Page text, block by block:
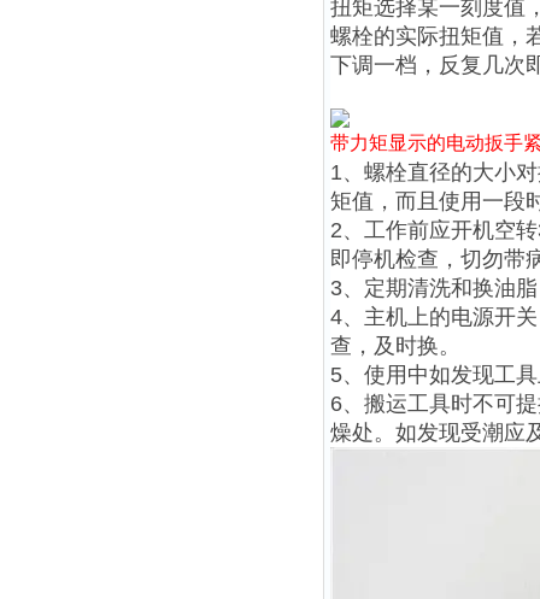
扭矩选择某一刻度值
螺栓的实际扭矩值，
下调一档，反复几次
带力矩显示的电动扳手
1、螺栓直径的大小
矩值，而且使用一段
2、工作前应开机空
即停机检查，切勿带
3、定期清洗和换油
4、主机上的电源开
查，及时换。
5、使用中如发现工
6、搬运工具时不可
燥处。如发现受潮应